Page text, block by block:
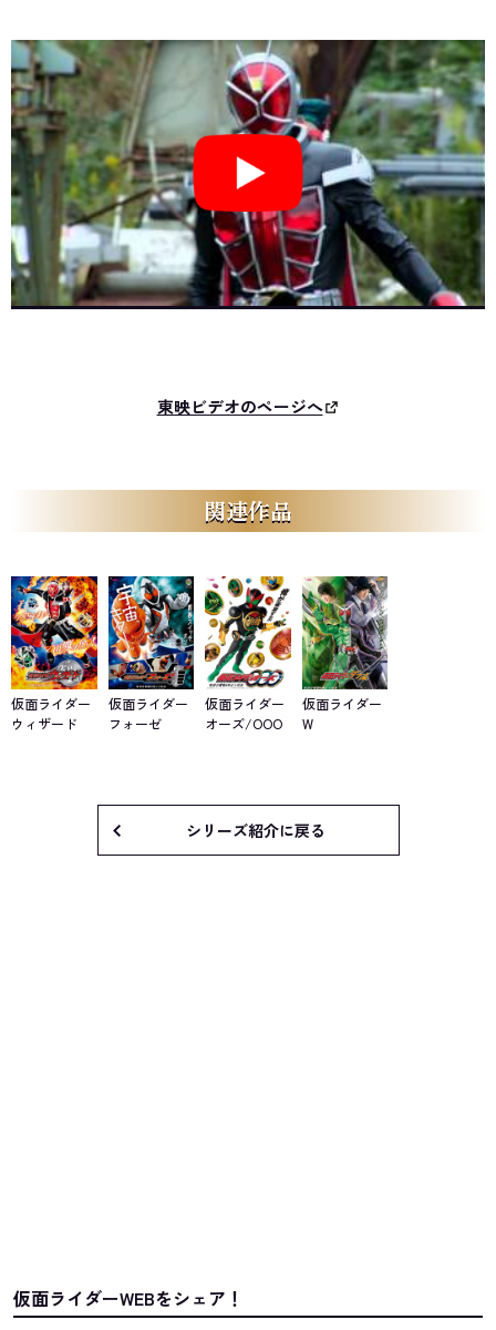
東映ビデオのページへ
関連作品
仮面ライダー
ウィザード
仮面ライダー
フォーゼ
仮面ライダー
オーズ/OOO
仮面ライダー
W
シリーズ紹介に戻る
仮面ライダーWEBをシェア！